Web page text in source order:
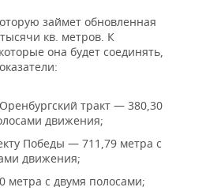
займет обновленная
кв. метров. К
она будет соединять,
тракт — 380,30
движения;
Победы — 711,79 метра с
движения;
метра с двумя полосами;